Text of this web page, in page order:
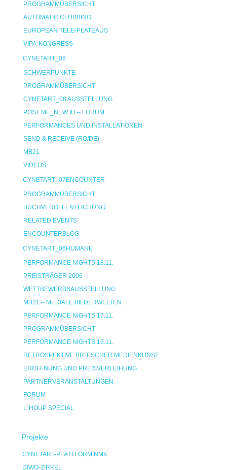
PROGRAMMÜBERSICHT
AUTOMATIC CLUBBING
EUROPEAN TELE-PLATEAUS
VIPA-KONGRESS
CYNETART_08
SCHWERPUNKTE
PROGRAMMÜBERSICHT
CYNETART_08 AUSSTELLUNG
POST ME_NEW ID – FORUM
PERFORMANCES UND INSTALLATIONEN
SEND & RECEIVE (RO/DE)
MB21
VIDEOS
CYNETART_07ENCOUNTER
PROGRAMMÜBERSICHT
BUCHVERÖFFENTLICHUNG
RELATED EVENTS
ENCOUNTERBLOG
CYNETART_06HUMANE
PERFORMANCE NIGHTS 18.11.
PREISTRÄGER 2006
WETTBEWERBSAUSSTELLUNG
MB21 – MEDIALE BILDERWELTEN
PERFORMANCE NIGHTS 17.11.
PROGRAMMÜBERSICHT
PERFORMANCE NIGHTS 16.11.
RETROSPEKTIVE BRITISCHER MEDIENKUNST
ERÖFFNUNG UND PREISVERLEIHUNG
PARTNERVERANSTALTUNGEN
FORUM
L`HOUP SPECIAL
Projekte
CYNETART-PLATTFORM NMK
DIWO-ZIRKEL